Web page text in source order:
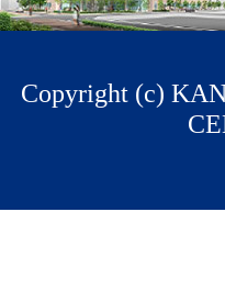
Copyright (c)